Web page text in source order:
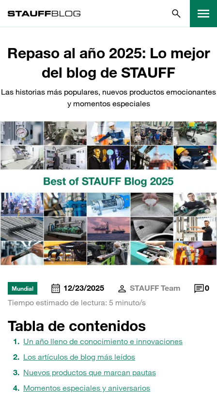
Repaso al año 2025: Lo mejor
del blog de STAUFF
Las historias más populares, nuevos productos emocionantes
y momentos especiales
Mundial 12/23/2025 STAUFF Team
0
Tiempo estimado de lectura: 5 minuto/s
Tabla de contenidos
Un año lleno de conocimiento e innovaciones
Los artículos de blog más leídos
Nuevos productos que marcan pautas
Momentos especiales y aniversarios